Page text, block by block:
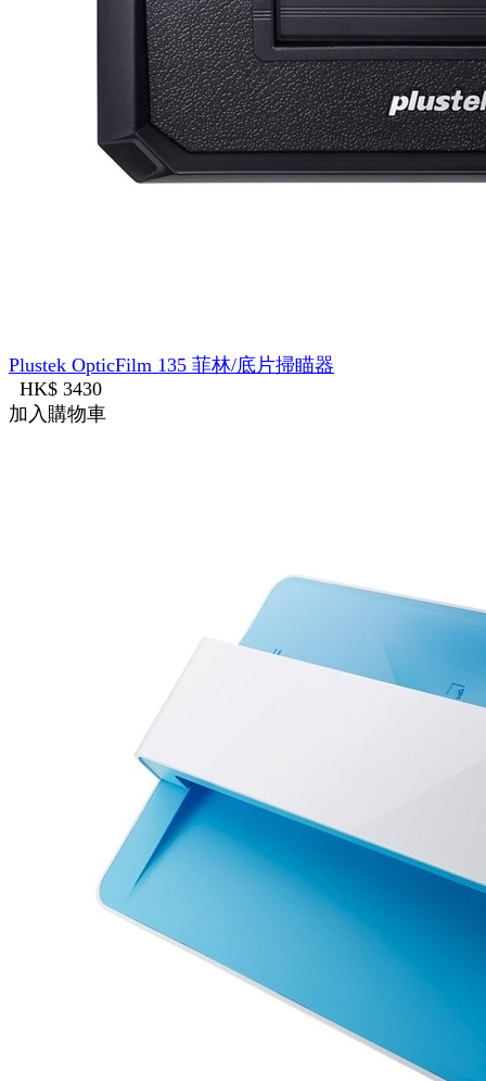
Plustek OpticFilm 135 菲林/底片掃瞄器
HK$ 3430
加入購物車